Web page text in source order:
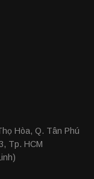
Hòa, Q. Tân Phú
Tp. HCM